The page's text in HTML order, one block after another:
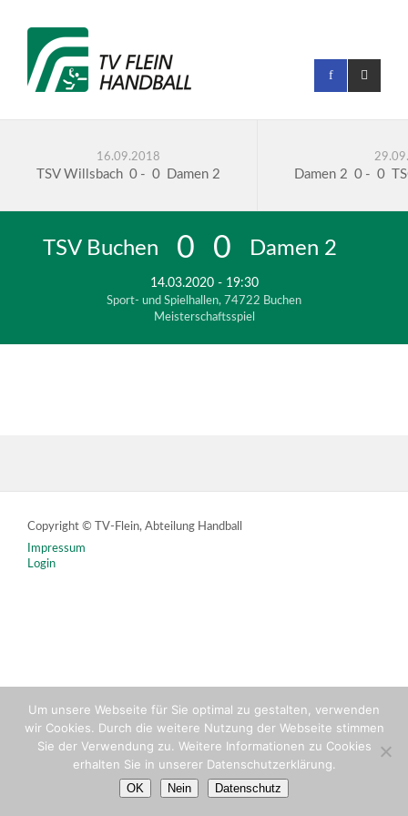
16.09.2018
TSV Willsbach 0 - 0 Damen 2 Damen 2 0 - 0
TSV Buchen 0 0 Damen 2
14.03.2020 - 19:30
Sport- und Spielhallen, 74722 Buchen
Meisterschaftsspiel
Copyright © TV-Flein, Abteilung Handball
Impressum
Login
Um unsere Webseite für Sie optimal zu gestalten, verwenden
wir Cookies. Durch die weitere Nutzung der Webseite stimmen
Sie der Verwendung zu. Weitere Informationen zu Cookies
erhalten Sie in unserer Datenschutzerklärung.
OK Nein Datenschutz